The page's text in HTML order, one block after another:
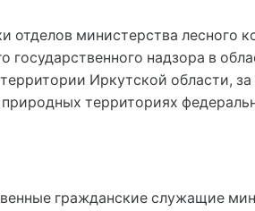
отделов министерства лесного
государственного надзора в
Иркутской области,
территориях
гражданские служащие